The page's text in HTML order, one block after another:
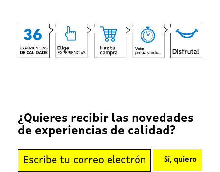
¿Quieres recibir las novedades
de experiencias de calidad?
Sí, quiero